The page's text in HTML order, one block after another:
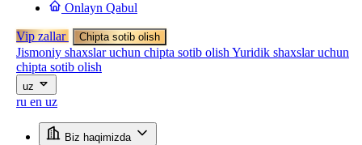
Onlayn Qabul
Vip zallar Chipta sotib olish
Jismoniy shaxslar uchun chipta sotib olish Yuridik shaxslar uchun
chipta sotib olish
uz
ru en uz
Biz haqimizda